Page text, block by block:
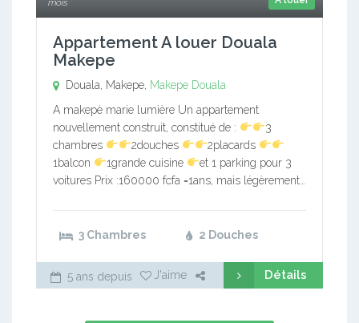
mois
Appartement A louer Douala
Makepe
Douala, Makepe, Makepe Douala
A makepè marie lumière Un appartement
nouvellement construit, constitué de :
3
chambres
2douches
2placards
1balcon
1grande cuisine
et 1 parking pour 3
voitures Prix :160000 fcfa =1ans, mais légèrement…
3 Chambres 2 Douches
5 ans depuis J'aime Détails